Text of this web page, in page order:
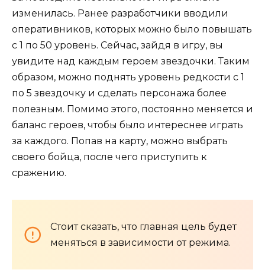
изменилась. Ранее разработчики вводили
оперативников, которых можно было повышать
с 1 по 50 уровень. Сейчас, зайдя в игру, вы
увидите над каждым героем звездочки. Таким
образом, можно поднять уровень редкости с 1
по 5 звездочку и сделать персонажа более
полезным. Помимо этого, постоянно меняется и
баланс героев, чтобы было интереснее играть
за каждого. Попав на карту, можно выбрать
своего бойца, после чего приступить к
сражению.
Стоит сказать, что главная цель будет
меняться в зависимости от режима.